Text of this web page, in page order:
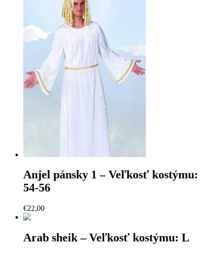
Anjel pánsky 1 – Veľkosť kostýmu:
54-56
€22,00
Arab sheik – Veľkosť kostýmu: L